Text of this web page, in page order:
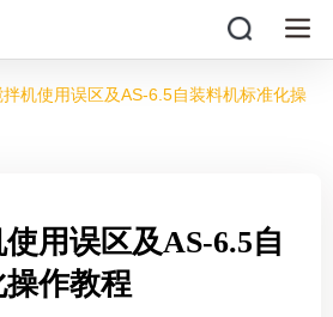
机使用误区及AS-6.5自装料机标准化操
用误区及AS-6.5自
作教程